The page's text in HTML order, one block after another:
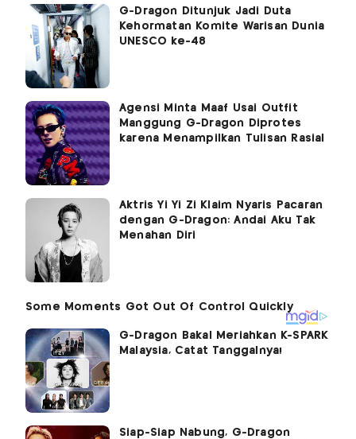
G-Dragon Ditunjuk Jadi Duta
Kehormatan Komite Warisan Dunia
UNESCO ke-48
Agensi Minta Maaf Usai Outfit
Manggung G-Dragon Diprotes
karena Menampilkan Tulisan Rasial
Aktris Yi Yi Zi Klaim Nyaris Pacaran
dengan G-Dragon: Andai Aku Tak
Menahan Diri
G-Dragon Bakal Meriahkan K-SPARK
Malaysia, Catat Tanggalnya!
Siap-Siap Nabung, G-Dragon